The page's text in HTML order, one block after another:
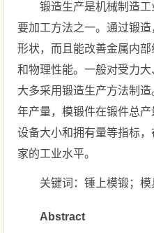
锻造生产是机械制造
要加工方法之一。通过锻
形状，而且能改善金属内
和物理性能。一般对受力大
大多采用锻造生产方法制
年产量，模锻件在锻件总
设备大小和拥有量等指标
家的工业水平。
关键词：锤上模锻；
Abstract